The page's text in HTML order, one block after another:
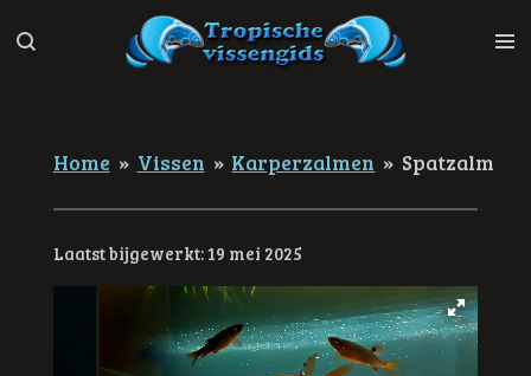
direct
Home » Vissen » Karperzalmen » Spatzalm
Laatst bijgewerkt: 19 mei 2025